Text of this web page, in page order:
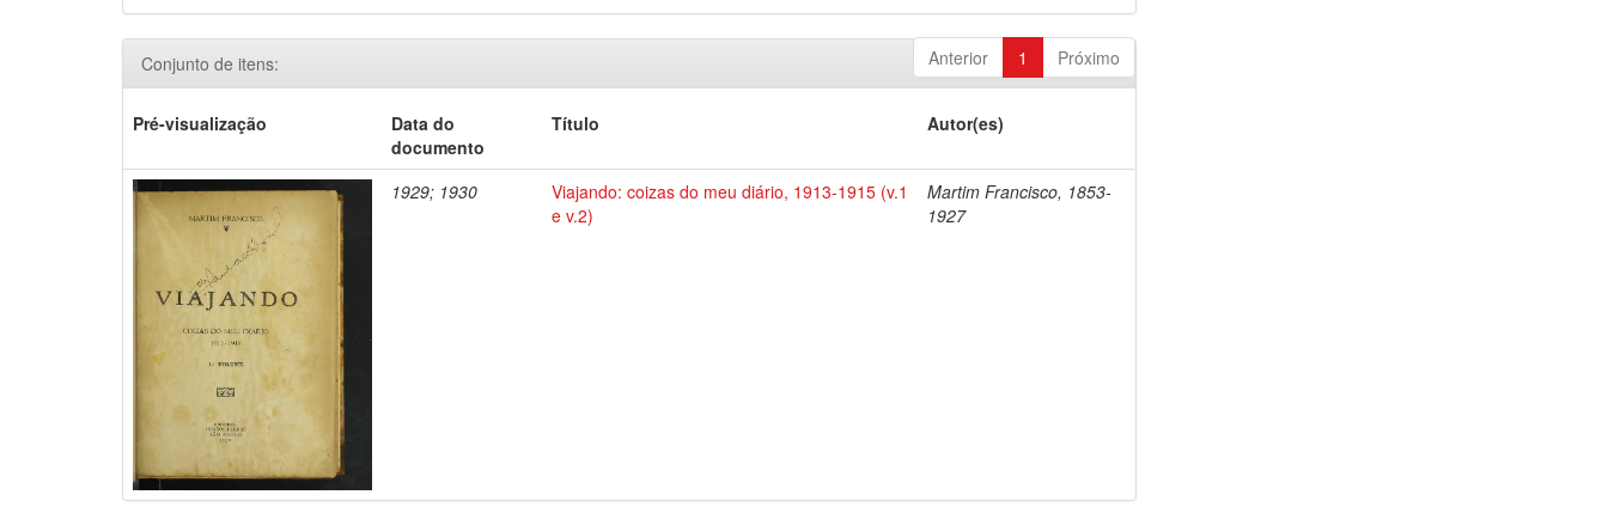
Anterior 1 Próximo
Conjunto de itens:
Pré-visualização
Data do
documento
Título Autor(es)
1929; 1930
Viajando: coizas do meu diário, 1913-1915 (v.1
e v.2)
Martim Francisco, 1853-
1927